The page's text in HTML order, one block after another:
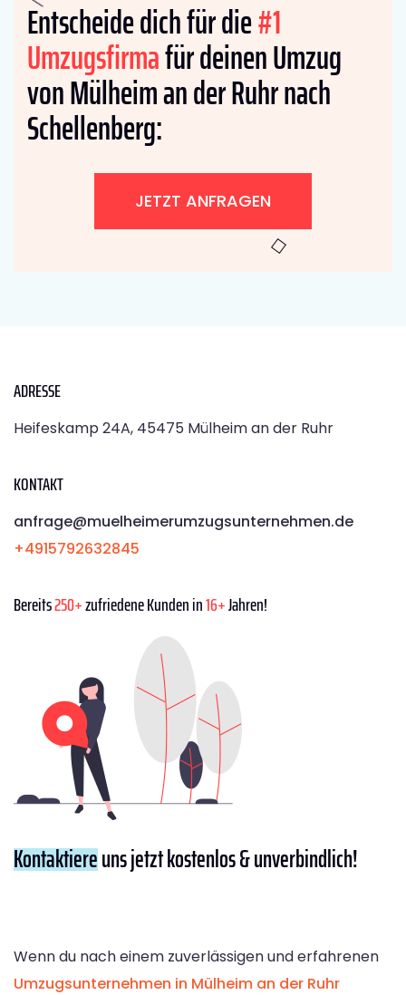
Entscheide dich für die#1
Umzugsfirmafür deinen Umzug
von Mülheim an der Ruhr nach
Schellenberg:
JETZT ANFRAGEN
ADRESSE
Heifeskamp 24A, 45475 Mülheim an der Ruhr
KONTAKT
anfrage@muelheimerumzugsunternehmen.de
+4915792632845
Bereits250+zufriedene Kunden in16+Jahren!
Kontaktiereuns jetzt kostenlos & unverbindlich!
Wenn du nach einem zuverlässigen und erfahrenen
Umzugsunternehmen in Mülheim an der Ruhr